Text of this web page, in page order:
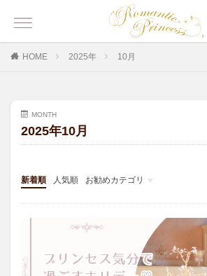
HOME 2025年 10月
MONTH
2025年10月
新着順 人気順 お勧めカテゴリ
その他